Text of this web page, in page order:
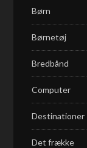
Børn
Børnetøj
Bredbånd
Computer
Destinationer
Det frække